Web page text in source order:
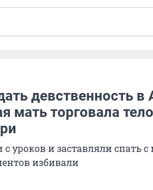
девственность в
мать торговала
уроков и заставляли спать
избивали